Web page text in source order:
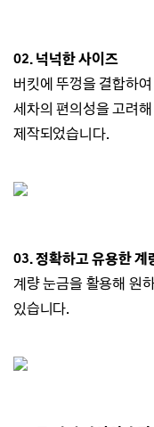
02. 넉넉한 사이즈
버킷에 뚜껑을 결합하
세차의 편의성을 고려
제작되었습니다.
03. 정확하고 유용한 계
계량 눈금을 활용해 원
있습니다.